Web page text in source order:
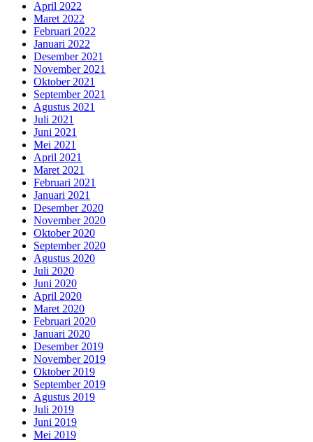
April 2022
Maret 2022
Februari 2022
Januari 2022
Desember 2021
November 2021
Oktober 2021
September 2021
Agustus 2021
Juli 2021
Juni 2021
Mei 2021
April 2021
Maret 2021
Februari 2021
Januari 2021
Desember 2020
November 2020
Oktober 2020
September 2020
Agustus 2020
Juli 2020
Juni 2020
April 2020
Maret 2020
Februari 2020
Januari 2020
Desember 2019
November 2019
Oktober 2019
September 2019
Agustus 2019
Juli 2019
Juni 2019
Mei 2019